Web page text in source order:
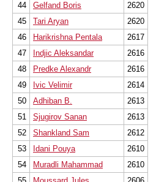
44
Gelfand Boris
2620
45
Tari Aryan
2620
46
Harikrishna Pentala
2617
47
Indjic Aleksandar
2616
48
Predke Alexandr
2616
49
Ivic Velimir
2614
50
Adhiban B.
2613
51
Sjugirov Sanan
2613
52
Shankland Sam
2612
53
Idani Pouya
2610
54
Muradli Mahammad
2610